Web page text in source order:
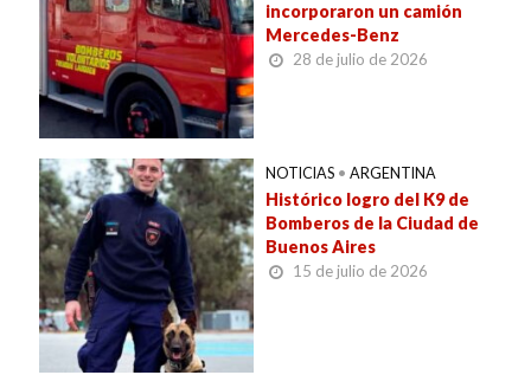
incorporaron un camión
Mercedes-Benz
28 de julio de 2026
NOTICIAS • ARGENTINA
Histórico logro del K9 de
Bomberos de la Ciudad de
Buenos Aires
15 de julio de 2026